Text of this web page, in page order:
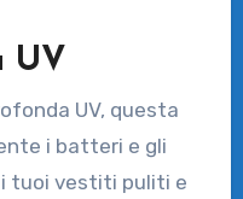
UV
UV, questa
i batteri e gli
tuoi vestiti puliti e